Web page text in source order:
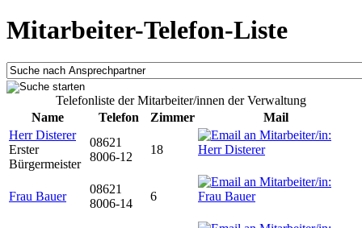
Mitarbeiter-Telefon-Liste
Telefonliste der Mitarbeiter/innen der Verwaltung
Name
Telefon Zimmer
Mail
Herr Disterer
Erster
Bürgermeister
08621
8006-12
18
Frau Bauer
08621
8006-14
6